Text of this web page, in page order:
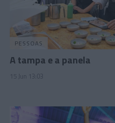
PESSOAS
A tampa e a panela
15 Jun 13:03